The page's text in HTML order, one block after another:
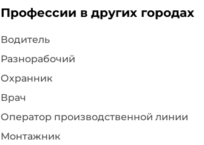
Профессии в других городах
Водитель
Разнорабочий
Охранник
Врач
Оператор производственной линии
Монтажник